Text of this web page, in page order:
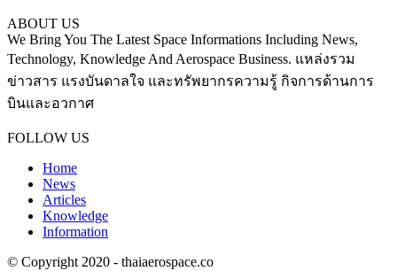
ABOUT US
We Bring You The Latest Space Informations Including News,
Technology, Knowledge And Aerospace Business. แหล่งรวม
ข่าวสาร แรงบันดาลใจ และทรัพยากรความรู้ กิจการด้านการ
บินและอวกาศ
FOLLOW US
Home
News
Articles
Knowledge
Information
© Copyright 2020 - thaiaerospace.co